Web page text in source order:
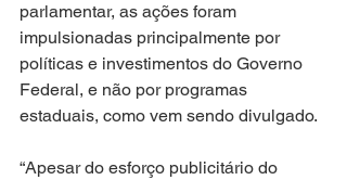
parlamentar, as ações foram
impulsionadas principalmente por
políticas e investimentos do Governo
Federal, e não por programas
estaduais, como vem sendo divulgado.
“Apesar do esforço publicitário do